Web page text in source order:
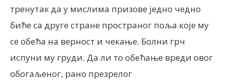
тренутак да у мислима призове једно чедно
биће са друге стране пространог поља које му
се обећа на верност и чекање. Болни грч
испуни му груди. Да ли то обећање вреди овог
обогаљеног, рано презрелог